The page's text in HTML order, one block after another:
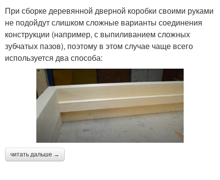
При сборке деревянной дверной коробки своими руками
не подойдут слишком сложные варианты соединения
конструкции (например, с выпиливанием сложных
зубчатых пазов), поэтому в этом случае чаще всего
используется два способа:
читать дальше →